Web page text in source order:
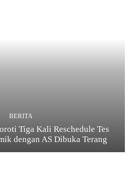
BERITA
Tiga Kali Reschedule Tes
dengan AS Dibuka Terang